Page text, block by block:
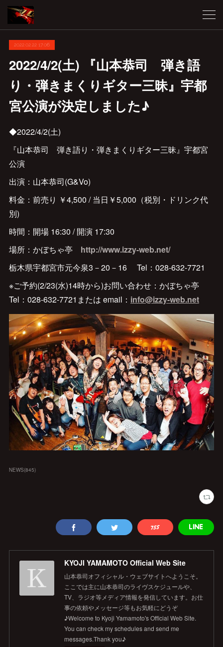
2022.02.22 17:06
2022/4/2(土) 『山本恭司 弾き語
り・弾きまくりギター三昧』宇都
宮公演が決定しました♪
◆2022/4/2(土)
『山本恭司 弾き語り・弾きまくりギター三昧』宇都宮
公演
出演：山本恭司(G&Vo)
料金：前売り ￥4,500 / 当日￥5,000（税別・ドリンク代
別)
時間：開場 16:30 / 開演 17:30
場所：かぼちゃ亭 http://www.izzy-web.net/
栃木県宇都宮市元今泉3－20－16 Tel：028-632-7721
※ご予約(2/23(水)14時から)お問い合わせ：かぼちゃ亭
Tel：028-632-7721または email： info@izzy-web.net
NEWS(845)
KYOJI YAMAMOTO Official Web Site
山本恭司オフィシャル・ウェブサイトへようこそ。
ここでは主に山本恭司のライヴスケジュールや、
TV、ラジオ等メディア情報を発信しています。お仕
事の依頼やメッセージ等もお気軽にどうぞ
♪Welcome to Kyoji Yamamoto's Official Web Site.
You can check my schedules and send me
messages.Thank you♪